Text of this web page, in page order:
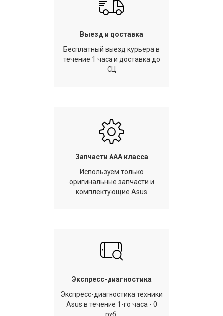
Выезд и доставка
Бесплатный выезд курьера в
течение 1 часа и доставка до
СЦ
Запчасти AAA класса
Используем только
оригинальные запчасти и
комплектующие Asus
Экспресс-диагностика
Экспресс-диагностика техники
Asus в течение 1-го часа - 0
руб.